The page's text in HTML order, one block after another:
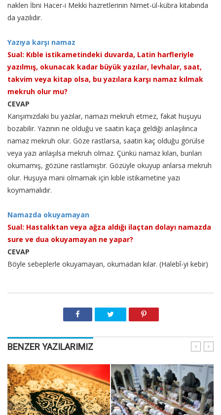
naklen İbni Hacer-i Mekki hazretlerinin Nimet-ül-kübra kitabında
da yazılıdır.
Yazıya karşı namaz
Sual: Kıble istikametindeki duvarda, Latin harfleriyle
yazılmış, okunacak kadar büyük yazılar, levhalar, saat,
takvim veya kitap olsa, bu yazılara karşı namaz kılmak
mekruh olur mu?
CEVAP
Karışımızdaki bu yazılar, namazı mekruh etmez, fakat huşuyu
bozabilir. Yazının ne olduğu ve saatin kaça geldiği anlaşılınca
namaz mekruh olur. Göze rastlarsa, saatin kaç olduğu görülse
veya yazı anlaşılsa mekruh olmaz. Çünkü namaz kılan, bunları
okumamış, gözüne rastlamıştır. Gözüyle okuyup anlarsa mekruh
olur. Huşuya mani olmamak için kıble istikametine yazı
koymamalıdır.
Namazda okuyamayan
Sual: Hastalıktan veya ağza aldığı ilaçtan dolayı namazda
sure ve dua okuyamayan ne yapar?
CEVAP
Böyle sebeplerle okuyamayan, okumadan kılar. (Halebî-yi kebir)
BENZER YAZILARIMIZ